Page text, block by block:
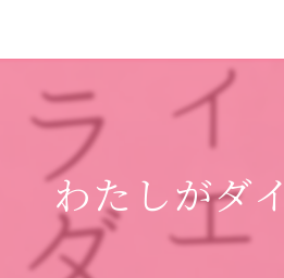
結果が出る理由
よくある質問
わたしがダ